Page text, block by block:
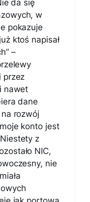
da się
w
pokazuje
ktoś napisał
–
przez
nawet
dane
rozwój
konto jest
z
NIC,
nie